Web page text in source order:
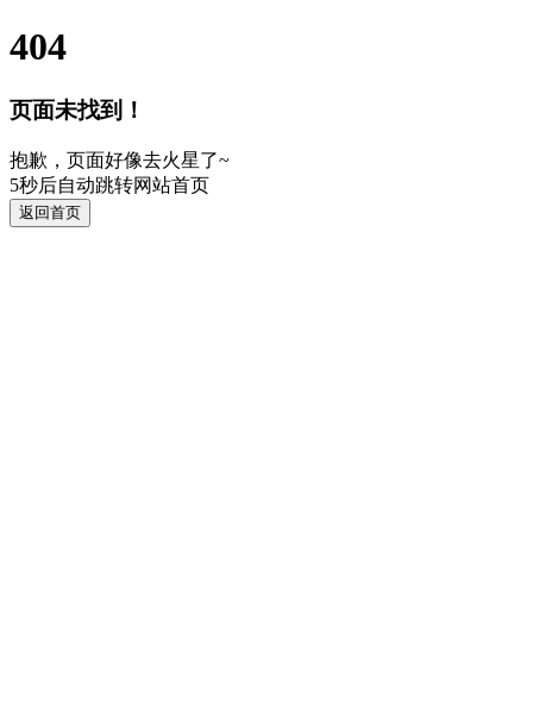
404
页面未找到！
抱歉，页面好像去火星了~
5秒后自动跳转网站首页
返回首页